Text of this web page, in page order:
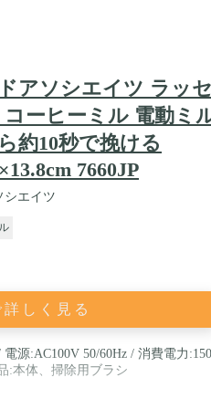
アソシエイツ ラッセ
ーヒーミル 電動ミ
約10秒で挽ける
7660JP
シエイツ
しく見る
源:AC100V 50/60Hz / 消費電力
:本体、掃除用ブラシ